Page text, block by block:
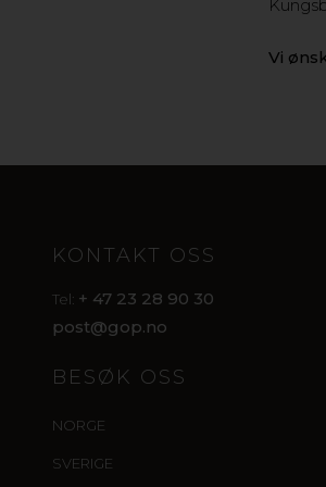
Vi
KONTAKT OSS
Tel: + 47 23 28 90 30
post@gop.no
BESØK OSS
NORGE
SVERIGE